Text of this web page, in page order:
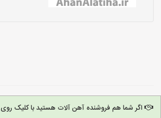
اگر شما هم فروشنده آهن آلات هستید با کلیک